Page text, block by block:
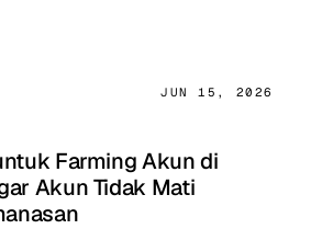
JUN 15, 2026
Farming Akun di
Akun Tidak Mati